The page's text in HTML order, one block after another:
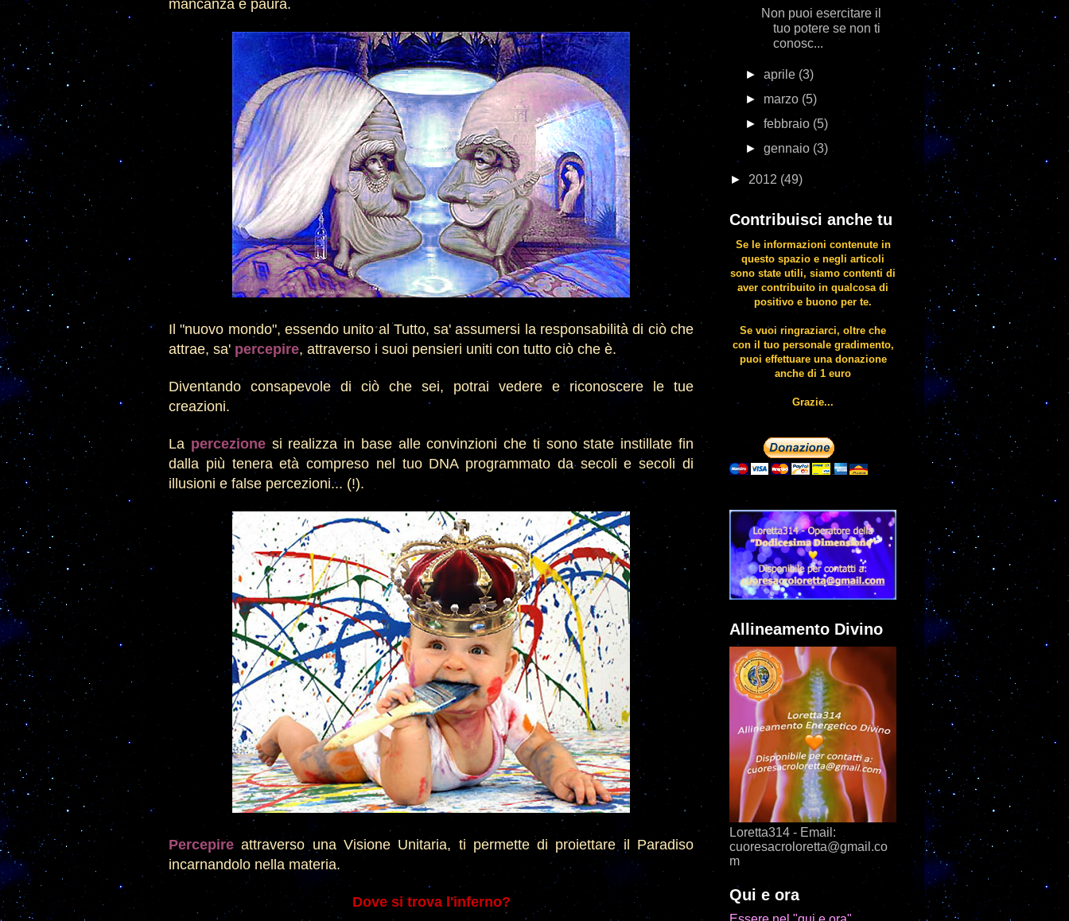
mancanza e paura.
Il "nuovo mondo", essendounito al Tutto, sa' assumersi la responsabilità di ciò che
attrae, sa' percepire, attraverso i suoi pensieri uniti con tutto ciò che è.
Diventando consapevole di ciò che sei, potrai vedere e riconoscere le tue
creazioni.
La percezionesi realizza in base alle convinzioni che ti sono state instillate fin
dalla più tenera età compreso nel tuo DNA programmato da secoli e secoli di
illusioni e false percezioni... (!).
Percepireattraverso una Visione Unitaria, ti permette di proiettare il Paradiso
incarnandolo nella materia.
Dove si trova l'inferno?
Non puoi esercitare il
tuo potere se non ti
conosc...
►aprile(3)
► marzo (5)
►febbraio (5)
►gennaio (3)
► 2012 (49)
Contribuisci anche tu
Se le informazioni contenute in
questo spazio e negli articoli
sono state utili, siamo contenti di
aver contribuito in qualcosa di
positivo e buono per te.
Se vuoi ringraziarci, oltre che
con il tuo personale gradimento,
puoi effettuare una donazione
anche di 1 euro
Grazie...
Allineamento Divino
Loretta314 - Email:
cuoresacroloretta@gmail.co
m
Qui e ora